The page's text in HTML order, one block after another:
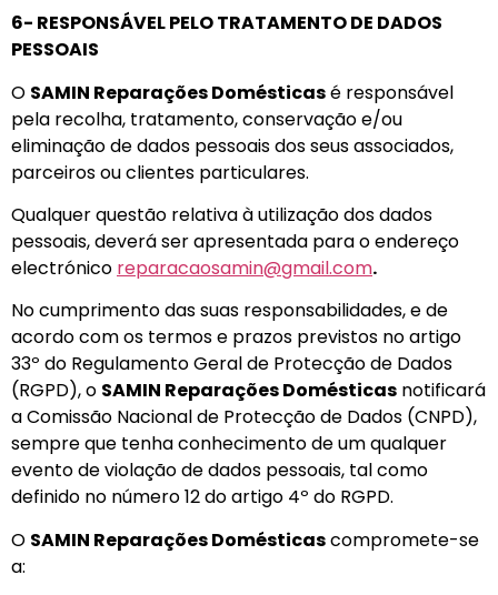
6- RESPONSÁVEL PELO TRATAMENTO DE DADOS
PESSOAIS
O SAMIN Reparações Domésticasé responsável
pela recolha, tratamento, conservação e/ou
eliminação de dados pessoais dos seus associados,
parceiros ou clientes particulares.
Qualquer questão relativa à utilização dos dados
pessoais, deverá ser apresentada para o endereço
electrónico reparacaosamin@gmail.com.
No cumprimento das suas responsabilidades, e de
acordo com os termos e prazos previstos no artigo
33º do Regulamento Geral de Protecção de Dados
(RGPD), o SAMIN Reparações Domésticas notificará
a Comissão Nacional de Protecção de Dados (CNPD),
sempre que tenha conhecimento de um qualquer
evento de violação de dados pessoais, tal como
definido no número 12 do artigo 4º do RGPD.
O SAMIN Reparações Domésticascompromete-se
a: